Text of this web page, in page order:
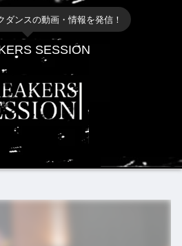
ダンスの動画・情報を発信！
SESSION